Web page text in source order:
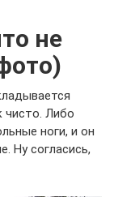
не
чисто. Либо
ноги, и он
Ну согласись,